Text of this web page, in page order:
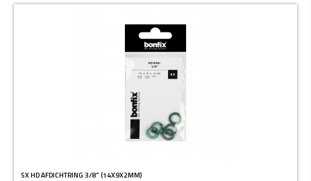
5X HD AFDICHTRING 3/8" (14X9X2MM)